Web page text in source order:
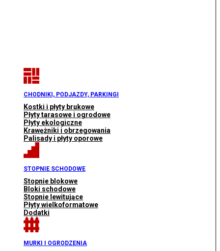
CHODNIKI, PODJAZDY, PARKINGI
Kostki i płyty brukowe
Płyty tarasowe i ogrodowe
Płyty ekologiczne
Krawężniki i obrzegowania
Palisady i płyty oporowe
STOPNIE SCHODOWE
Stopnie blokowe
Bloki schodowe
Stopnie lewitujące
Płyty wielkoformatowe
Dodatki
MURKI I OGRODZENIA